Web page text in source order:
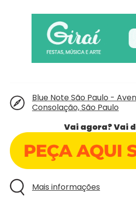
Blue Note São Paulo -
Consolação, São Paulo
Vai agora? Vai
Mais informações